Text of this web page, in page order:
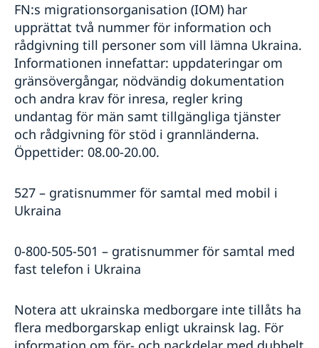
FN:s migrationsorganisation (IOM) har
upprättat två nummer för information och
rådgivning till personer som vill lämna Ukraina.
Informationen innefattar: uppdateringar om
gränsövergångar, nödvändig dokumentation
och andra krav för inresa, regler kring
undantag för män samt tillgängliga tjänster
och rådgivning för stöd i grannländerna.
Öppettider: 08.00-20.00.
527 – gratisnummer för samtal med mobil i
Ukraina
0-800-505-501 – gratisnummer för samtal med
fast telefon i Ukraina
Notera att ukrainska medborgare inte tillåts ha
flera medborgarskap enligt ukrainsk lag. För